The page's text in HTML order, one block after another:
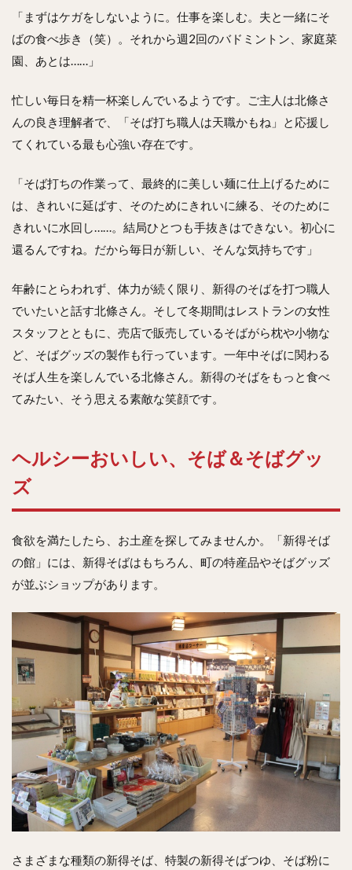
「まずはケガをしないように。仕事を楽しむ。夫と一緒にそ
ばの食べ歩き（笑）。それから週2回のバドミントン、家庭菜
園、あとは……」
忙しい毎日を精一杯楽しんでいるようです。ご主人は北條さ
んの良き理解者で、「そば打ち職人は天職かもね」と応援し
てくれている最も心強い存在です。
「そば打ちの作業って、最終的に美しい麺に仕上げるために
は、きれいに延ばす、そのためにきれいに練る、そのために
きれいに水回し……。結局ひとつも手抜きはできない。初心に
還るんですね。だから毎日が新しい、そんな気持ちです」
年齢にとらわれず、体力が続く限り、新得のそばを打つ職人
でいたいと話す北條さん。そして冬期間はレストランの女性
スタッフとともに、売店で販売しているそばがら枕や小物な
ど、そばグッズの製作も行っています。一年中そばに関わる
そば人生を楽しんでいる北條さん。新得のそばをもっと食べ
てみたい、そう思える素敵な笑顔です。
ヘルシーおいしい、そば＆そばグッ
ズ
食欲を満たしたら、お土産を探してみませんか。「新得そば
の館」には、新得そばはもちろん、町の特産品やそばグッズ
が並ぶショップがあります。
さまざまな種類の新得そば、特製の新得そばつゆ、そば粉に